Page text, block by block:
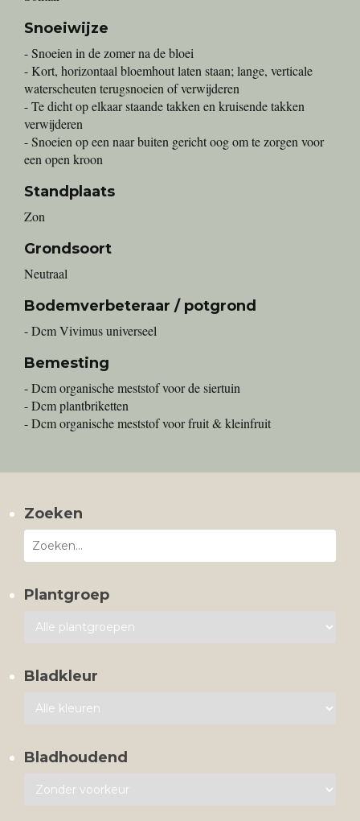
Snoeiwijze
- Snoeien in de zomer na de bloei
- Kort, horizontaal bloemhout laten staan; lange, verticale
waterscheuten terugsnoeien of verwijderen
- Te dicht op elkaar staande takken en kruisende takken
verwijderen
- Snoeien op een naar buiten gericht oog om te zorgen voor
een open kroon
Standplaats
Zon
Grondsoort
Neutraal
Bodemverbeteraar / potgrond
- Dcm Vivimus universeel
Bemesting
- Dcm organische meststof voor de siertuin
- Dcm plantbriketten
- Dcm organische meststof voor fruit & kleinfruit
Zoeken
Plantgroep
Bladkleur
Bladhoudend